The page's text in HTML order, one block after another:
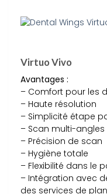
Virtuo Vivo
Avantages :
– Comfort pour les
– Haute résolution
– Simplicité étape
– Scan multi-
– Précision de scan
– Hygiène totale
– Flexibilité dans le
– Intégration avec
des services de